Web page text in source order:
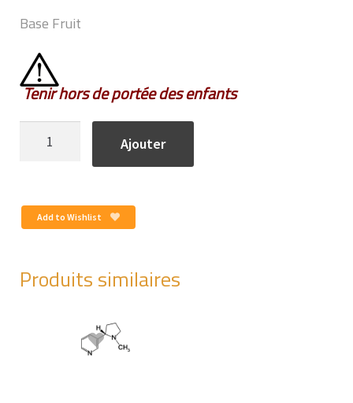
Base Fruit
Tenir hors de portée des enfants
Red
Pom'
Ajouter
Add to Wishlist
Produits similaires